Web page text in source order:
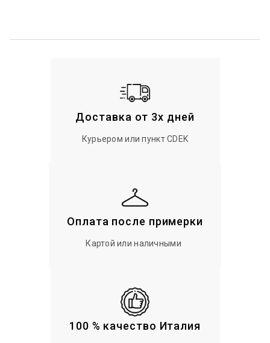
Доставка от 3х дней
Курьером или пункт CDEK
Оплата после примерки
Картой или наличными
100 % качество Италия